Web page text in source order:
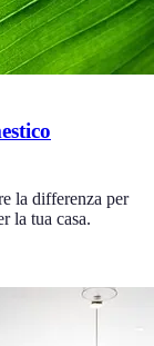
la differenza per
la tua casa.